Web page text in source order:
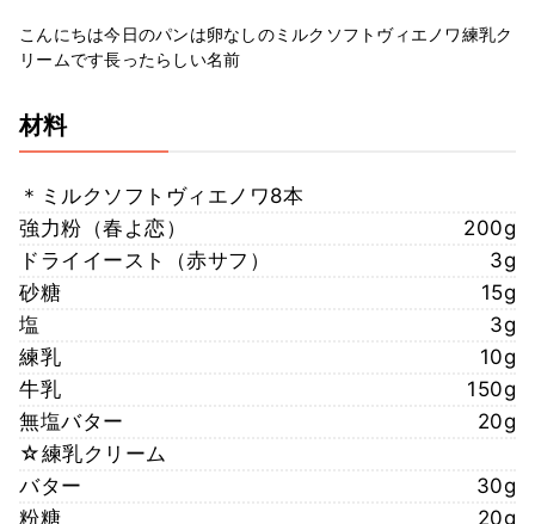
こんにちは今日のパンは卵なしのミルクソフトヴィエノワ練乳ク
リームです長ったらしい名前
材料
＊ミルクソフトヴィエノワ8本
強力粉（春よ恋）
200g
ドライイースト（赤サフ）
3g
砂糖
15g
塩
3g
練乳
10g
牛乳
150g
無塩バター
20g
☆練乳クリーム
バター
30g
粉糖
20g